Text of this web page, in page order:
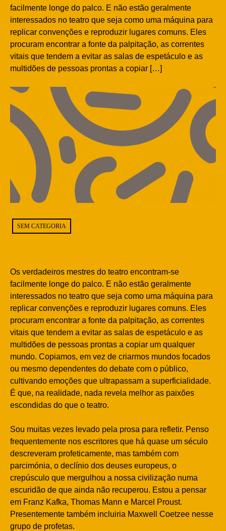
facilmente longe do palco. E não estão geralmente
interessados no teatro que seja como uma máquina para
replicar convenções e reproduzir lugares comuns. Eles
procuram encontrar a fonte da palpitação, as correntes
vitais que tendem a evitar as salas de espetáculo e as
multidões de pessoas prontas a copiar […]
SEM CATEGORIA
Os verdadeiros mestres do teatro encontram-se
facilmente longe do palco. E não estão geralmente
interessados no teatro que seja como uma máquina para
replicar convenções e reproduzir lugares comuns. Eles
procuram encontrar a fonte da palpitação, as correntes
vitais que tendem a evitar as salas de espetáculo e as
multidões de pessoas prontas a copiar um qualquer
mundo. Copiamos, em vez de criarmos mundos focados
ou mesmo dependentes do debate com o público,
cultivando emoções que ultrapassam a superficialidade.
É que, na realidade, nada revela melhor as paixões
escondidas do que o teatro.
Sou muitas vezes levado pela prosa para refletir. Penso
frequentemente nos escritores que há quase um século
descreveram profeticamente, mas também com
parcimónia, o declínio dos deuses europeus, o
crepúsculo que mergulhou a nossa civilização numa
escuridão de que ainda não recuperou. Estou a pensar
em Franz Kafka, Thomas Mann e Marcel Proust.
Presentemente também incluiria Maxwell Coetzee nesse
grupo de profetas.